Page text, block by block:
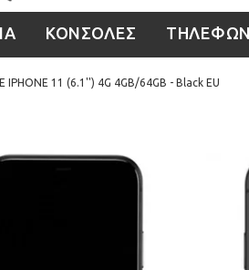
ΚΟΝΣΟΛΕΣ
IPHONE 11 (6.1'') 4G 4GB/64GB - Black EU